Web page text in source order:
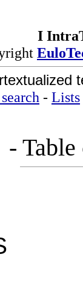
I
- Lists
-